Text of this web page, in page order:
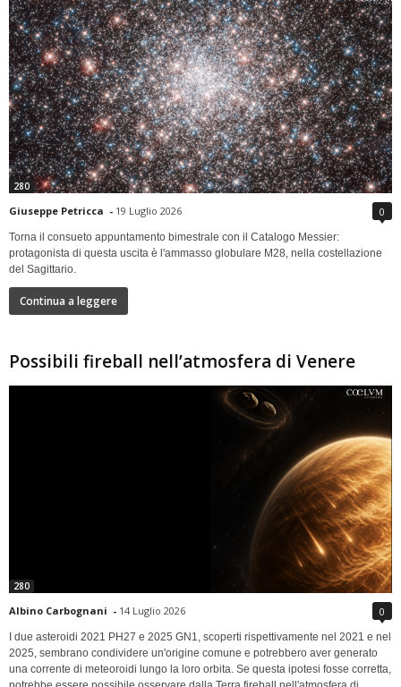
280
Giuseppe Petricca - 19 Luglio 2026 0
Torna il consueto appuntamento bimestrale con il Catalogo Messier:
protagonista di questa uscita è l'ammasso globulare M28, nella costellazione
del Sagittario.
Continua a leggere
Possibili fireball nell’atmosfera di Venere
280
Albino Carbognani - 14 Luglio 2026 0
I due asteroidi 2021 PH27 e 2025 GN1, scoperti rispettivamente nel 2021 e nel
2025, sembrano condividere un'origine comune e potrebbero aver generato
una corrente di meteoroidi lungo la loro orbita. Se questa ipotesi fosse corretta,